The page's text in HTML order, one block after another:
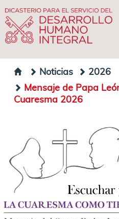
Noticias
2026
Mensaje de Papa
Cuaresma 2026